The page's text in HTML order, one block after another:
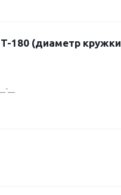
180 (диаметр кружки
__